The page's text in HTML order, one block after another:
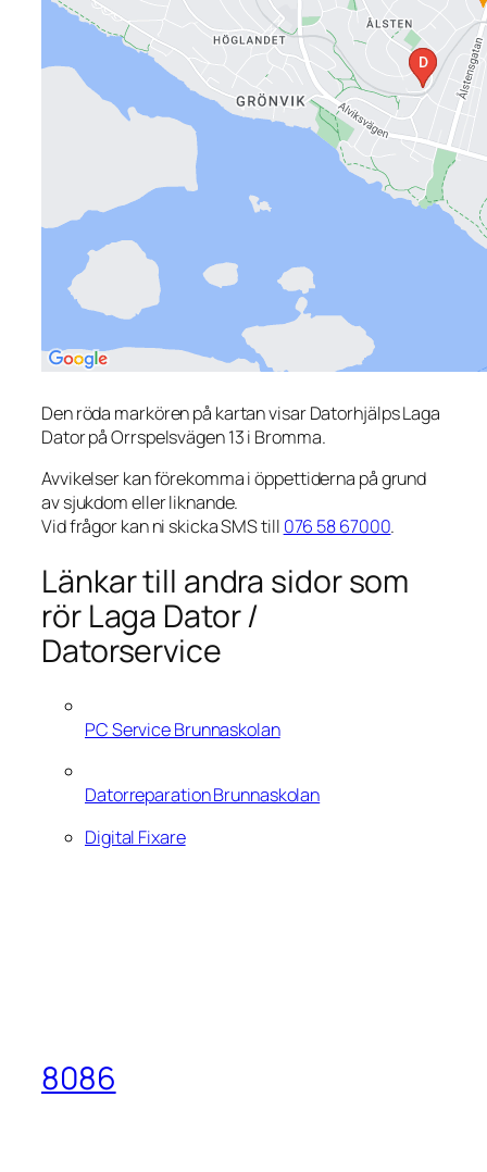
Den röda markören på kartan visar Datorhjälps Laga
Dator på Orrspelsvägen 13 i Bromma.
Avvikelser kan förekomma i öppettiderna på grund
av sjukdom eller liknande.
Vid frågor kan ni skicka SMS till 076 58 67000.
Länkar till andra sidor som
rör Laga Dator /
Datorservice
PC Service Brunnaskolan
Datorreparation Brunnaskolan
Digital Fixare
8086